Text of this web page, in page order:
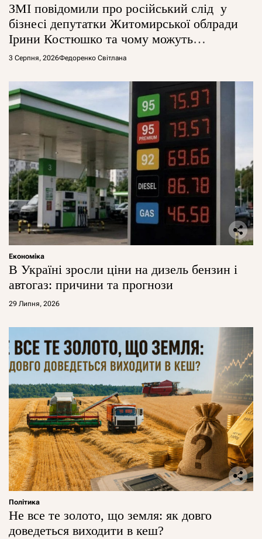
ЗМІ повідомили про російський слід у
бізнесі депутатки Житомирської облради
Ірини Костюшко та чому можуть
арештувати її активи
3 Серпня, 2026Федоренко Світлана
Економіка
В Україні зросли ціни на дизель бензин і
автогаз: причини та прогнози
29 Липня, 2026
Політика
Не все те золото, що земля: як довго
доведеться виходити в кеш?